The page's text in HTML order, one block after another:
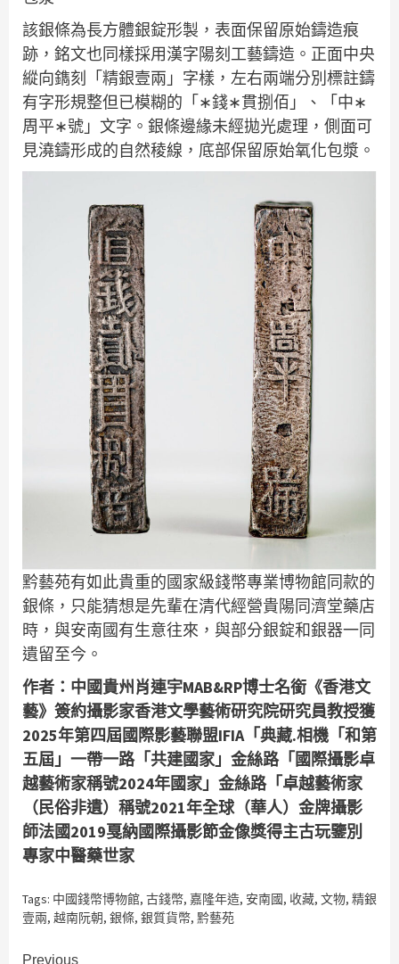
該銀條為長方體銀錠形製，表面保留原始鑄造痕
跡，銘文也同樣採用漢字陽刻工藝鑄造。正面中央
縱向鐫刻「精銀壹兩」字樣，左右兩端分別標註鑄
有字形規整但已模糊的「∗錢∗貫捌佰」、「中∗
周平∗號」文字。銀條邊緣未經拋光處理，側面可
見澆鑄形成的自然稜線，底部保留原始氧化包漿。
黔藝苑有如此貴重的國家級錢幣專業博物館同款的
銀條，只能猜想是先輩在清代經營貴陽同濟堂藥店
時，與安南國有生意往來，與部分銀錠和銀器一同
遺留至今。
作者：中國貴州肖連宇MAB&RP博士名銜《香港文
藝》簽約攝影家香港文學藝術研究院研究員教授獲
2025年第四屆國際影藝聯盟IFIA「典藏.相機「和第
五屆」一帶一路「共建國家」金絲路「國際攝影卓
越藝術家稱號2024年國家」金絲路「卓越藝術家
（民俗非遺）稱號2021年全球（華人）金牌攝影
師法國2019戛納國際攝影節金像獎得主古玩鑒別
專家中醫藥世家
Tags: 中國錢幣博物館, 古錢幣, 嘉隆年造, 安南國, 收藏, 文物, 精銀
壹兩, 越南阮朝, 銀條, 銀質貨幣, 黔藝苑
Previous